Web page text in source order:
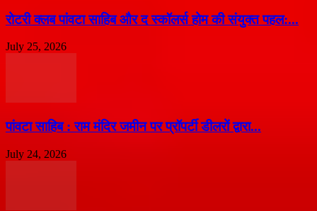
​रोटरी क्लब पांवटा साहिब और द स्कॉलर्स होम की संयुक्त पहल:...
July 25, 2026
पांवटा साहिब : राम मंदिर जमीन पर प्रॉपर्टी डीलरों द्वारा...
July 24, 2026